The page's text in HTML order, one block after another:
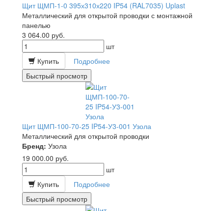
Щит ЩМП-1-0 395х310х220 IP54 (RAL7035) Uplast
Металлический для открытой проводки с монтажной
панелью
3 064.00 руб.
шт
Купить
Подробнее
Быстрый просмотр
Щит ЩМП-100-70-25 IP54-У3-001 Узола
Металлический для открытой проводки
Бренд: Узола
19 000.00 руб.
шт
Купить
Подробнее
Быстрый просмотр